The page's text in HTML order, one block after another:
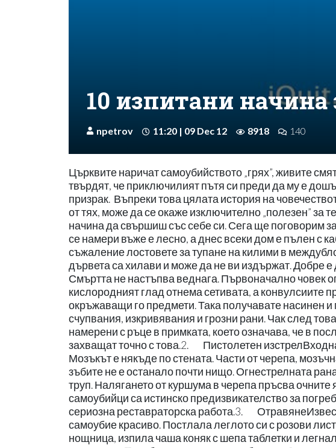
10 изпитани начина
npetrov 11:20 | 09 Dec 12 8918 140
Църквите наричат самоубийството „грях”, живите
твърдят, че приключилият пътя си преди да му е
призрак. Въпреки това цялата история на
от тях, може да се окаже изключително „полезен” за
начина да свършиш със себе си. Сега ще
се намери въже е лесно, а днес всеки дом е пълен с
съжаление лостовете за тупане на килими в
дървета са хилави и може да не ви издържат. Добре е
Смъртта не настъпва веднага. Първоначално човек
кислородният глад отнема сетивата, а конвулсиите
окръжаващи го предмети. Така получавате насинен
счупвания, изкривявания и грозни рани. Чак след
намерени с ръце в примката, което означава, че в
захващат точно с това.2. Пистолетен
Мозъкът е някъде по стената. Части от черепа,
зъбите не е останало почти нищо. Огнестрелната
труп. Налягането от куршума в черепа пръсва
самоубийци са истинско предизвикателство за
сериозна реставраторска работа.3.
самоубие красиво. Постлала леглото си с розови
нощница, изпила чаша коняк с шепа таблетки и